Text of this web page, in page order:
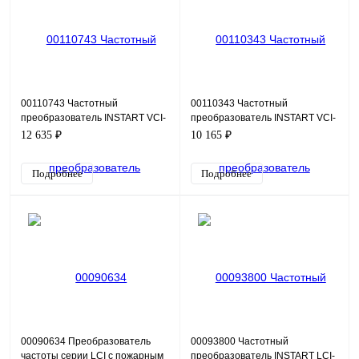
00110743 Частотный
преобразователь INSTART VCI-
G1.5-4B (V), 380В, 1,5кВт, 3,8А
12 635 ₽
Подробнее
00110343 Частотный
преобразователь INSTART VCI-
G1.5-2B (V), 220В, 1,5кВт, 7А
10 165 ₽
Подробнее
00090634 Преобразователь
частоты серии LCI с пожарным
00093800 Частотный
преобразователь INSTART LCI-